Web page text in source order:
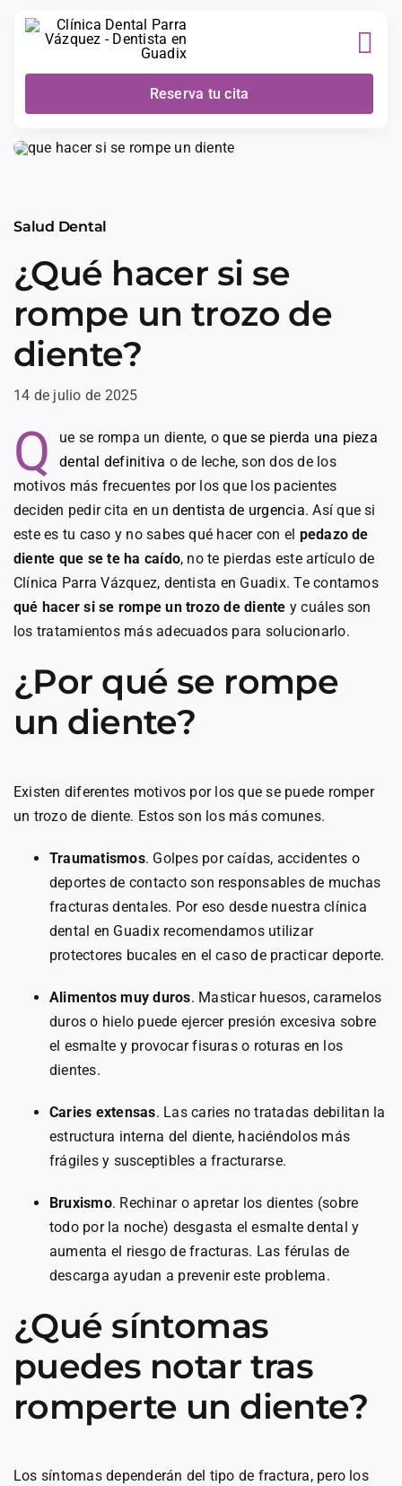
Reserva tu cita
Salud Dental
¿Qué hacer si se
rompe un trozo de
diente?
14 de julio de 2025
Q ue se rompa un diente, oque se pierda una pieza
dental definitiva o de leche, son dos de los
motivos más frecuentes por los que los pacientes
deciden pedir cita en undentista de urgencia. Así que si
este es tu caso y no sabes qué hacer con el pedazo de
diente que se te ha caído, no te pierdas este artículo de
Clínica Parra Vázquez, dentista en Guadix. Te contamos
qué hacer si se rompe un trozo de diente y cuáles son
los tratamientos más adecuados para solucionarlo.
¿Por qué se rompe
un diente?
Existen diferentes motivos por los que se puede romper
un trozo de diente. Estos son los más comunes.
Traumatismos. Golpes por caídas, accidentes o
deportes de contacto son responsables de muchas
fracturas dentales. Por eso desde nuestra clínica
dental en Guadix recomendamos utilizar
protectores bucales en el caso de practicar deporte.
Alimentos muy duros. Masticar huesos, caramelos
duros o hielo puede ejercer presión excesiva sobre
el esmalte y provocar fisuras o roturas en los
dientes.
Caries extensas. Las caries no tratadas debilitan la
estructura interna del diente, haciéndolos más
frágiles y susceptibles a fracturarse.
Bruxismo. Rechinar o apretar los dientes (sobre
todo por la noche) desgasta el esmalte dental y
aumenta el riesgo de fracturas. Las férulas de
descarga ayudan a prevenir este problema.
¿Qué síntomas
puedes notar tras
romperte un diente?
Los síntomas dependerán del tipo de fractura, pero los